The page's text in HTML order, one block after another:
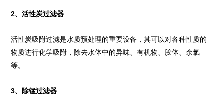
2、活性炭过滤器
活性炭吸附过滤是水质预处理的重要设备，其可以对各种性质的
物质进行化学吸附，除去水体中的异味、有机物、胶体、余氯
等。
3、除锰过滤器